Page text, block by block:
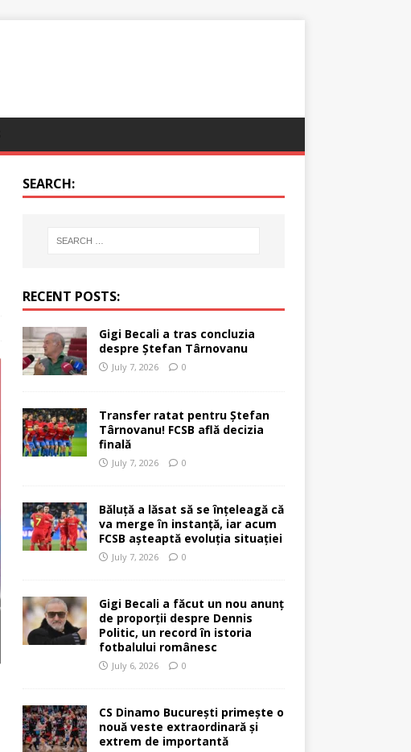
SEARCH:
RECENT POSTS:
Gigi Becali a tras concluzia
despre Ștefan Târnovanu
July 7, 2026 0
Transfer ratat pentru Ștefan
Târnovanu! FCSB află decizia
finală
July 7, 2026 0
Băluță a lăsat să se înțeleagă că
va merge în instanță, iar acum
FCSB așteaptă evoluția situației
July 7, 2026 0
Gigi Becali a făcut un nou anunț
de proporții despre Dennis
Politic, un record în istoria
fotbalului românesc
July 6, 2026 0
CS Dinamo București primește o
nouă veste extraordinară și
extrem de importantă